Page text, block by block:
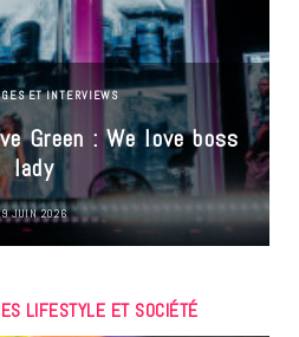
ET INTERVIEWS
Green : We love boss
lady
9 JUIN 2026
LIFESTYLE ET SOCIÉTÉ